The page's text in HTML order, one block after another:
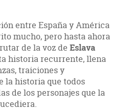
entre España y América
mucho, pero hasta ahora
de la voz de Eslava
historia recurrente, llena
traiciones y
la historia que todos
de los personajes que la